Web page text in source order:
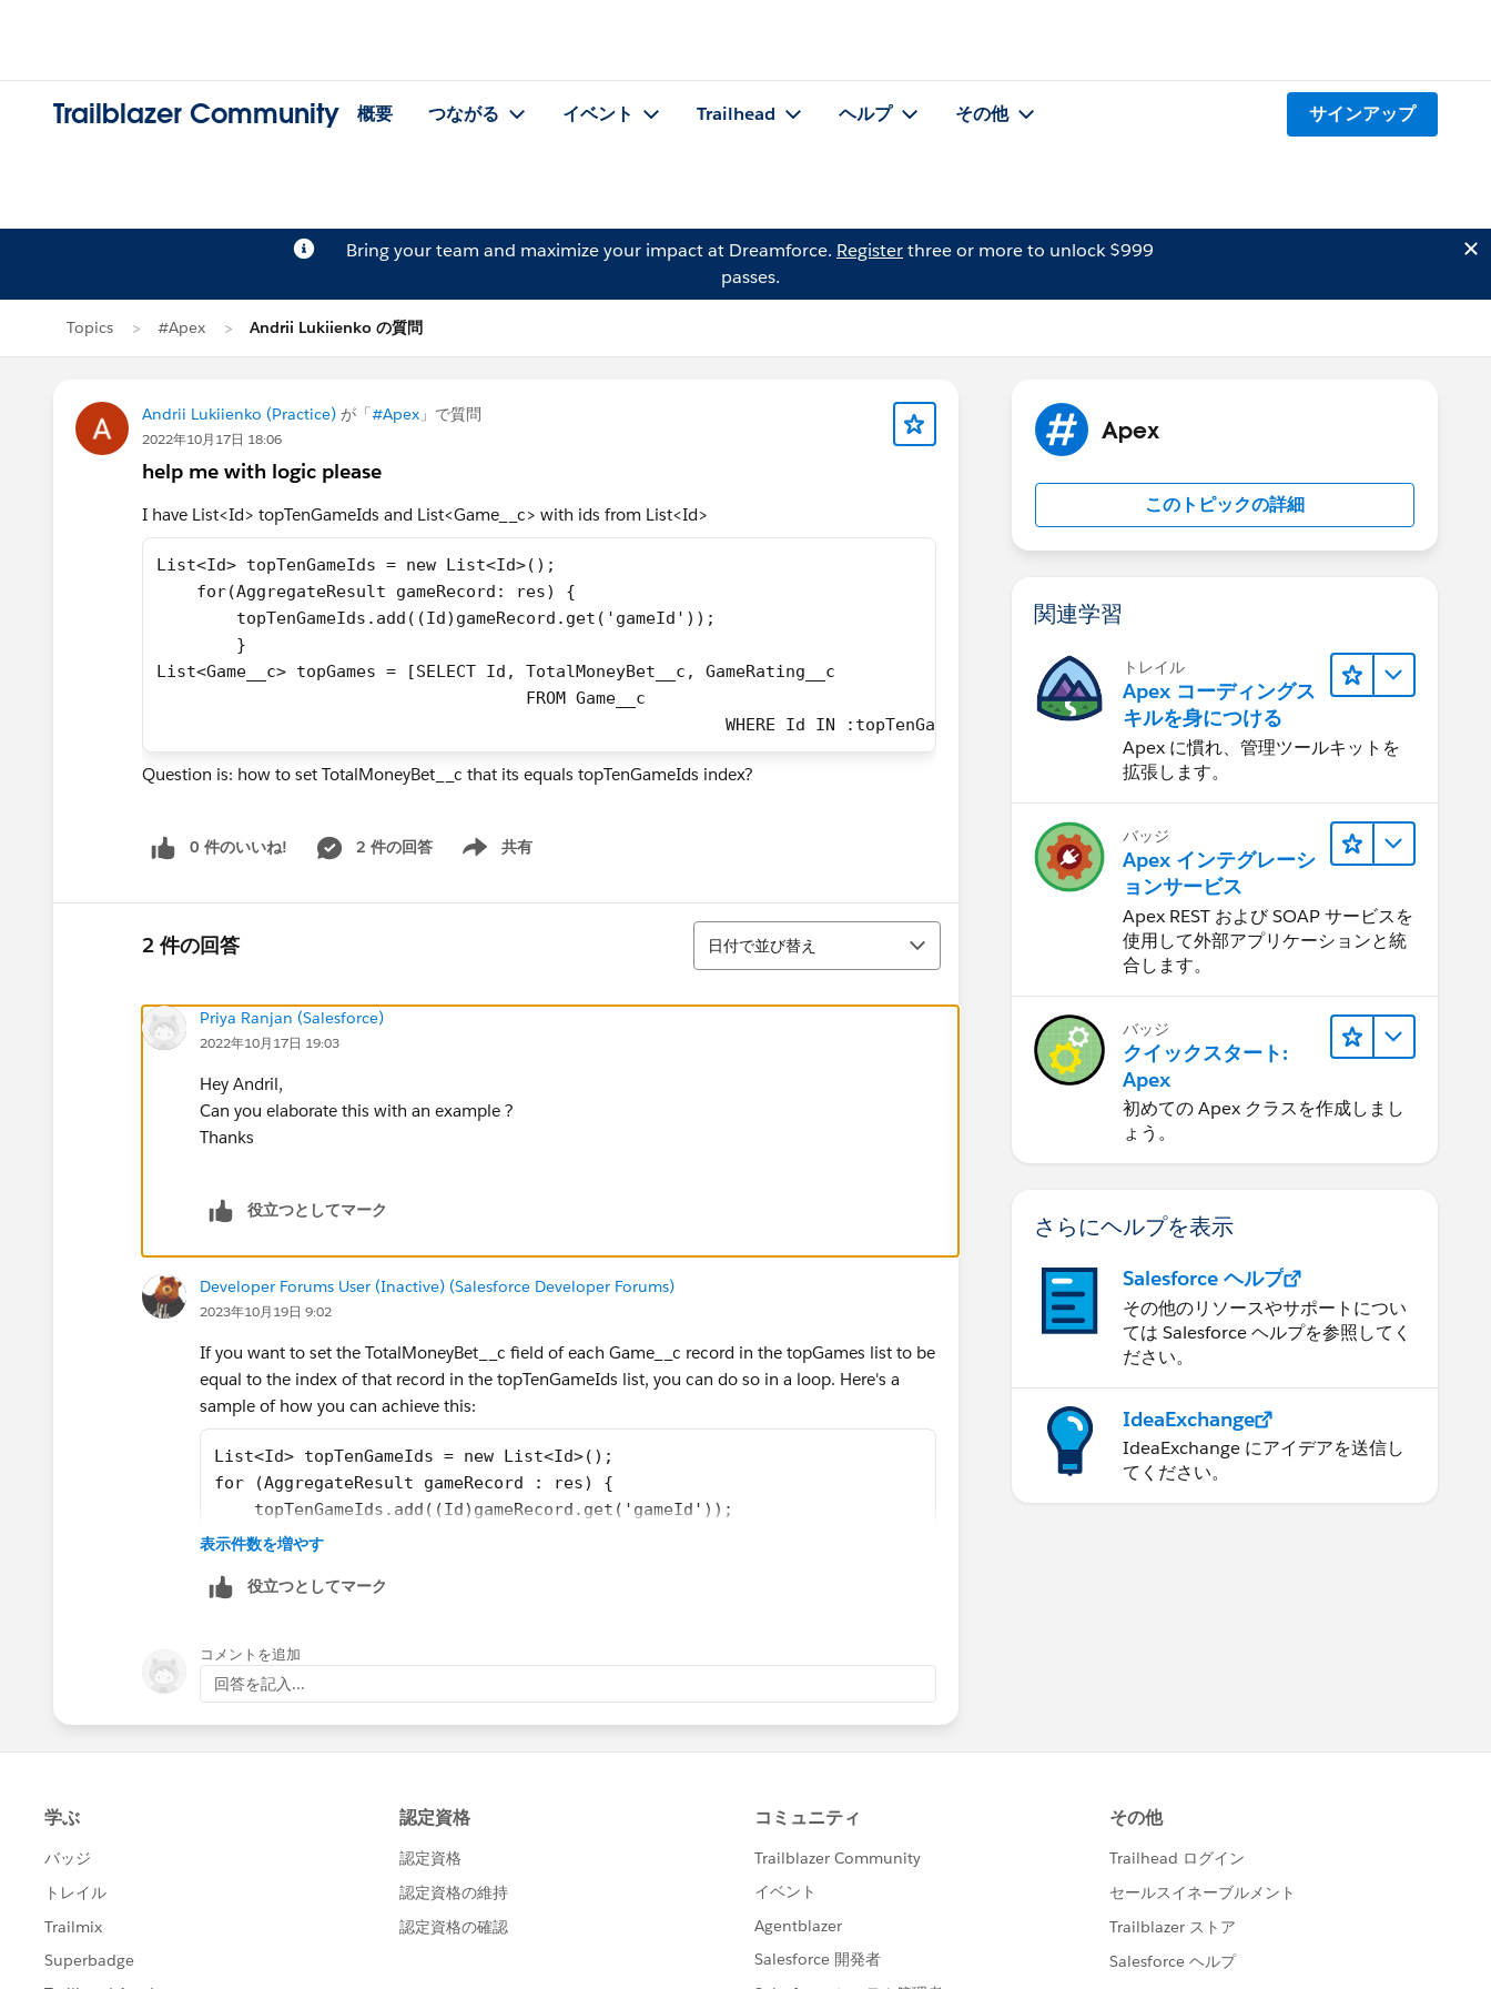
Trailblazer Community 概要 つながる イベント Trailhead ヘルプ その他 サインアップ
Bring your team and maximize your impact at Dreamforce. Registerthree or more to unlock $999
passes.
Topics #Apex Andrii Lukiienko の質問
Andrii Lukiienko (Practice) が「#Apex 」で質問
2022年10月17日 18:06
help me with logic please
I have List<Id> topTenGameIds and List<Game__c> with ids from List<Id>
List<Id> topTenGameIds = new List<Id>();
    for(AggregateResult gameRecord: res) {
        topTenGameIds.add((Id)gameRecord.get('gameId'));
        }
List<Game__c> topGames = [SELECT Id, TotalMoneyBet__c, GameRating__c
                                     FROM Game__c
            						 WHERE Id IN :topTenGameIds];
Question is: how to set TotalMoneyBet__c that its equals topTenGameIds index?
0 件のいいね! 2 件の回答 共有
Show menu
2 件の回答
並び替え
日付で並び替え
Priya Ranjan (Salesforce)
2022年10月17日 19:03
Hey Andril,
Can you elaborate this with an example ?
Thanks
役立つとしてマーク
Developer Forums User (Inactive) (Salesforce Developer Forums)
2023年10月19日 9:02
If you want to set the TotalMoneyBet__c field of each Game__c record in the topGames list to be
equal to the index of that record in the topTenGameIds list, you can do so in a loop. Here's a
sample of how you can achieve this:
List<Id> topTenGameIds = new List<Id>();
for (AggregateResult gameRecord : res) {
    topTenGameIds.add((Id)gameRecord.get('gameId'));
}
                         FROM Game__c
// Check if the size of topGames and topTenGameIds lists match
if (topGames.size() == topTenGameIds.size()) {
    for (Integer i = 0; i < topGames.size(); i++) {
        // Set TotalMoneyBet__c of each Game__c record to its index in topTenGameIds
        topGames[i].TotalMoneyBet__c = i;
    update topGames;
    // Handle the case where the lists don't match in size.
表示件数を増やす
役立つとしてマーク
コメントを追加
回答を記入...
Apex
このトピックの詳細
関連学習
トレイル
Apex コーディングス
キルを身につける
Apex に慣れ、管理ツールキットを
拡張します。
バッジ
Apex インテグレーシ
ョンサービス
Apex REST および SOAP サービスを
使用して外部アプリケーションと統
合します。
バッジ
クイックスタート:
Apex
初めての Apex クラスを作成しまし
ょう。
さらにヘルプを表示
Salesforce ヘルプ
その他のリソースやサポートについ
ては Salesforce ヘルプを参照してく
ださい。
IdeaExchange
IdeaExchange にアイデアを送信し
てください。